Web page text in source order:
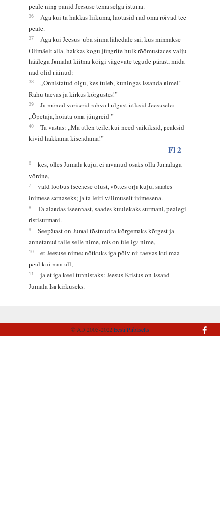
peale ning panid Jeesuse tema selga istuma.
36
Aga kui ta hakkas liikuma, laotasid nad oma rõivad tee
peale.
37
Aga kui Jeesus juba sinna lähedale sai, kus minnakse
Õlimäelt alla, hakkas kogu jüngrite hulk rõõmustades valju
häälega Jumalat kiitma kõigi vägevate tegude pärast, mida
nad olid näinud:
38
„Õnnistatud olgu, kes tuleb, kuningas Issanda nimel!
Rahu taevas ja kirkus kõrgustes!”
39
Ja mõned variserid rahva hulgast ütlesid Jeesusele:
„Õpetaja, hoiata oma jüngreid!”
40
Ta vastas: „Ma ütlen teile, kui need vaikiksid, peaksid
kivid hakkama kisendama!”
Fl 2
6
kes, olles Jumala kuju, ei arvanud osaks olla Jumalaga
võrdne,
7
vaid loobus iseenese olust, võttes orja kuju, saades
inimese sarnaseks; ja ta leiti välimuselt inimesena.
8
Ta alandas iseennast, saades kuulekaks surmani, pealegi
ristisurmani.
9
Seepärast on Jumal tõstnud ta kõrgemaks kõrgest ja
annetanud talle selle nime, mis on üle iga nime,
10
et Jeesuse nimes nõtkuks iga põlv nii taevas kui maa
peal kui maa all,
11
ja et iga keel tunnistaks: Jeesus Kristus on Issand -
Jumala Isa kirkuseks.
© AD 2005-2022Eesti Piibliselts